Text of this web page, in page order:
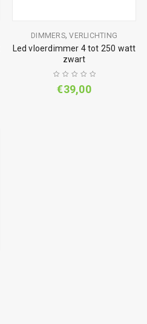
DIMMERS,VERLICHTING
Led vloerdimmer 4 tot 250 watt
zwart
€39,00